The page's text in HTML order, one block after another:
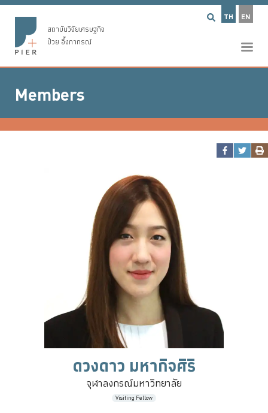
TH EN
สถาบันวิจัยเศรษฐกิจ
ป๋วย อึ๊งภากรณ์
Members
ดวงดาว มหากิจศิริ
จุฬาลงกรณ์มหาวิทยาลัย
Visiting Fellow